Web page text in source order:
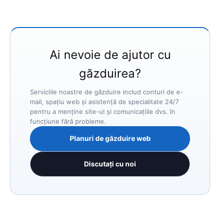
Ai nevoie de ajutor cu
găzduirea?
Serviciile noastre de găzduire includ conturi de e-
mail, spațiu web și asistență de specialitate 24/7
pentru a menține site-ul și comunicațiile dvs. în
funcțiune fără probleme.
Planuri de găzduire web
Discutați cu noi